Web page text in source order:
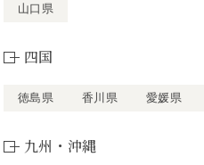
山口県
四国
徳島県 香川県 愛媛県
九州・沖縄